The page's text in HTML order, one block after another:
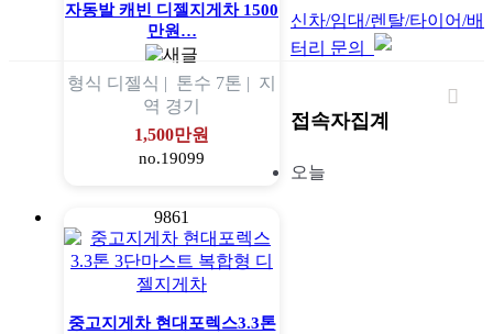
자동발 캐빈 디젤지게차 1500
만원…
형식 디젤식 | 톤수 7톤 | 지
역 경기
1,500만원
no.19099
9861
중고지게차 현대포렉스3.3톤
신차/임대/렌탈/타이어/배
터리 문의
접속자집계
오늘